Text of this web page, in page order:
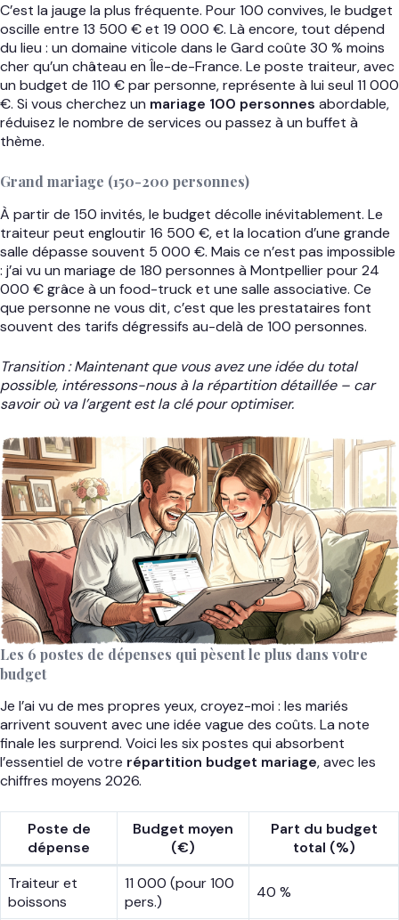
C’est la jauge la plus fréquente. Pour 100 convives, le budget
oscille entre 13 500 € et 19 000 €. Là encore, tout dépend
du lieu : un domaine viticole dans le Gard coûte 30 % moins
cher qu’un château en Île-de-France. Le poste traiteur, avec
un budget de 110 € par personne, représente à lui seul 11 000
€. Si vous cherchez un mariage 100 personnes abordable,
réduisez le nombre de services ou passez à un buffet à
thème.
Grand mariage (150-200 personnes)
À partir de 150 invités, le budget décolle inévitablement. Le
traiteur peut engloutir 16 500 €, et la location d’une grande
salle dépasse souvent 5 000 €. Mais ce n’est pas impossible
: j’ai vu un mariage de 180 personnes à Montpellier pour 24
000 € grâce à un food-truck et une salle associative. Ce
que personne ne vous dit, c’est que les prestataires font
souvent des tarifs dégressifs au-delà de 100 personnes.
Transition : Maintenant que vous avez une idée du total
possible, intéressons-nous à la répartition détaillée – car
savoir où va l’argent est la clé pour optimiser.
Les 6 postes de dépenses qui pèsent le plus dans votre
budget
Je l’ai vu de mes propres yeux, croyez-moi : les mariés
arrivent souvent avec une idée vague des coûts. La note
finale les surprend. Voici les six postes qui absorbent
l’essentiel de votre répartition budget mariage, avec les
chiffres moyens 2026.
Poste de
dépense
Budget moyen
(€)
Part du budget
total (%)
Traiteur et
boissons
11 000 (pour 100
pers.)
40 %